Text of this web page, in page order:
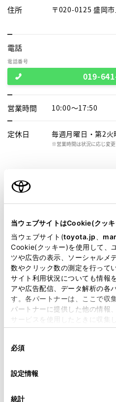
当ウェブサイトはCookie(クッキ
当ウェブサイト(toyota.jp
Cookie(クッキー)を使用して、
ツや広告の表示、ソーシャルメ
数やクリック数の測定を行って
サイト利用状況についても情報
アや広告配信、データ解析の各
す。各パートナーは、ここで収
パートナーに提供した他の情報
サービスを使用したときに収集
使用することがあります。当ウ
デバイスにすべてのCookie(クッ
意したことになります。
設定の変更、同意を撤回したり
必須
設定情報
統計
住所 〒020-0125 盛岡
電話
電話番号
019-
営業時間 10:00～17:50
定休日 毎週月曜日・第2火
※営業時間は状況に応じ変
施設情報・
キッズルーム
自動洗車機
営業日カレンダー